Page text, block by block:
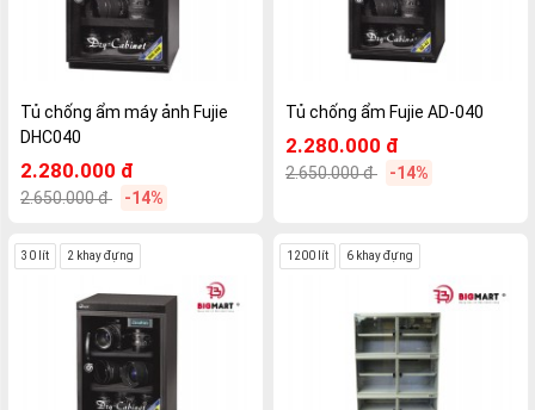
Tủ chống ẩm máy ảnh Fujie
DHC040
2.280.000 đ
2.650.000 đ -14%
Tủ chống ẩm Fujie AD-040
2.280.000 đ
2.650.000 đ -14%
30 lít 2 khay đựng 1200 lít 6 khay đựng